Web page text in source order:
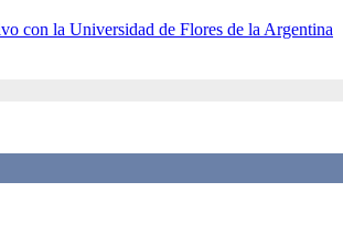
con la Universidad de Flores de la Argentina